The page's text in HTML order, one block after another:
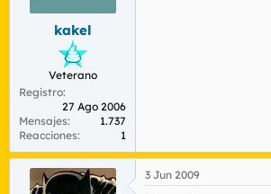
kakel
Veterano
Registro
27 Ago 2006
Mensajes
1.737
Reacciones
1
3 Jun 2009